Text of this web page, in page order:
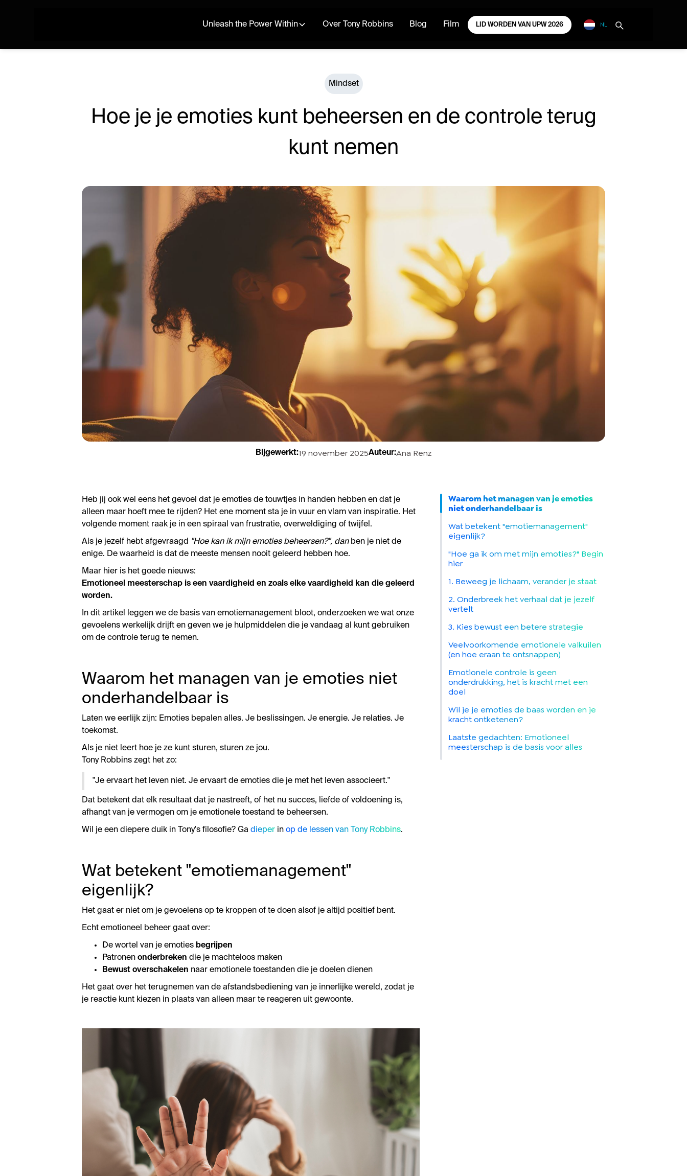
Unleash the Power Within Over Tony Robbins Blog Film LID WORDEN VAN UPW 2026 NL
Mindset
Hoe je je emoties kunt beheersen en de controle terug
kunt nemen
Bijgewerkt:19 november 2025Auteur:Ana Renz
Heb jij ook wel eens het gevoel dat je emoties de touwtjes in handen hebben en dat je
alleen maar hoeft mee te rijden? Het ene moment sta je in vuur en vlam van inspiratie. Het
volgende moment raak je in een spiraal van frustratie, overweldiging of twijfel.
Als je jezelf hebt afgevraagd "Hoe kan ik mijn emoties beheersen?", danben je niet de
enige. De waarheid is dat de meeste mensen nooit geleerd hebben hoe.
Maar hier is het goede nieuws:
Emotioneel meesterschap is een vaardigheid en zoals elke vaardigheid kan die geleerd
worden.
In dit artikel leggen we de basis van emotiemanagement bloot, onderzoeken we wat onze
gevoelens werkelijk drijft en geven we je hulpmiddelen die je vandaag al kunt gebruiken
om de controle terug te nemen.
Waarom het managen van je emoties niet
onderhandelbaar is
Laten we eerlijk zijn: Emoties bepalen alles. Je beslissingen. Je energie. Je relaties. Je
toekomst.
Als je niet leert hoe je ze kunt sturen, sturen ze jou.
Tony Robbins zegt het zo:
"Je ervaart het leven niet. Je ervaart de emoties die je met het leven associeert."
Dat betekent dat elk resultaat dat je nastreeft, of het nu succes, liefde of voldoening is,
afhangt van je vermogen om je emotionele toestand te beheersen.
Wil je een diepere duik in Tony's filosofie? Ga dieper in op de lessen van Tony Robbins.
Wat betekent "emotiemanagement"
eigenlijk?
Het gaat er niet om je gevoelens op te kroppen of te doen alsof je altijd positief bent.
Echt emotioneel beheer gaat over:
De wortel van je emoties begrijpen
Patronen onderbreken die je machteloos maken
Bewust overschakelen naar emotionele toestanden die je doelen dienen
Het gaat over het terugnemen van de afstandsbediening van je innerlijke wereld, zodat je
je reactie kunt kiezen in plaats van alleen maar te reageren uit gewoonte.
Waarom het managen van je emoties
niet onderhandelbaar is
Wat betekent "emotiemanagement"
eigenlijk?
"Hoe ga ik om met mijn emoties?" Begin
hier
1. Beweeg je lichaam, verander je staat
2. Onderbreek het verhaal dat je jezelf
vertelt
3. Kies bewust een betere strategie
Veelvoorkomende emotionele valkuilen
(en hoe eraan te ontsnappen)
Emotionele controle is geen
onderdrukking, het is kracht met een
doel
Wil je je emoties de baas worden en je
kracht ontketenen?
Laatste gedachten: Emotioneel
meesterschap is de basis voor alles